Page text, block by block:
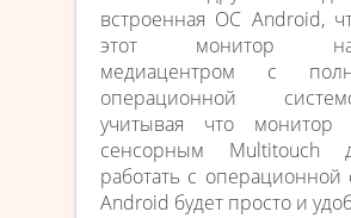
встроенная ОС Android,
этот монитор
медиацентром с
операционной
учитывая что монитор
сенсорным Multitouch
работать с операционной
Android будет просто и